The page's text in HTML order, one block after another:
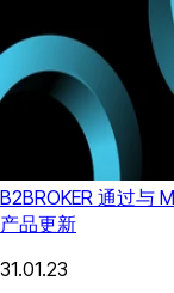
B2BROKER 通过与
产品更新
31.01.23